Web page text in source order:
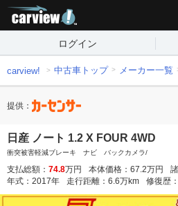
ログイン
carview! 中古車トップ メーカー一覧
提供：
日産 ノート 1.2 X FOUR 4WD
衝突被害軽減ブレーキ ナビ バックカメラ/
支払総額： 74.8万円 本体価格： 67.2万円
年式： 2017年 走行距離： 6.6万km 修復歴：